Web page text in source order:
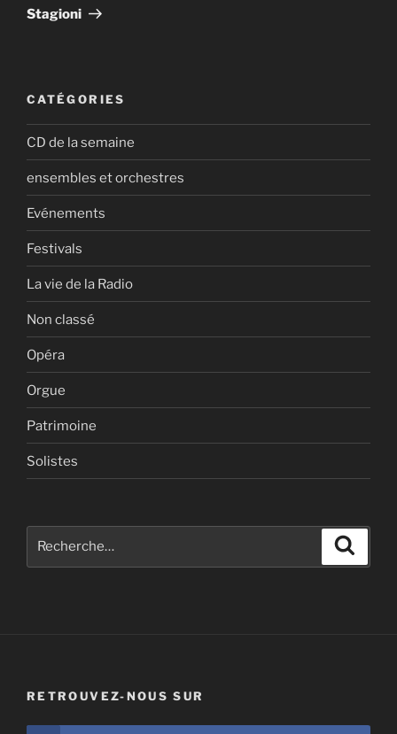
Stagioni
CATÉGORIES
CD de la semaine
ensembles et orchestres
Evénements
Festivals
La vie de la Radio
Non classé
Opéra
Orgue
Patrimoine
Solistes
RETROUVEZ-NOUS SUR